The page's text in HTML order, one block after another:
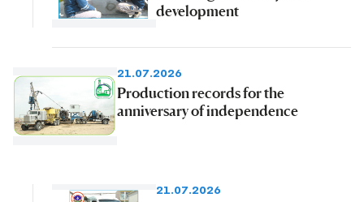
development
21.07.2026
Production records for the
anniversary of independence
21.07.2026